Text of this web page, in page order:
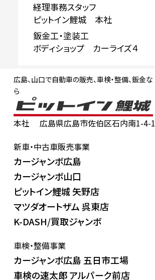
経理事務スタッフ
ピットイン鯉城 本社
鈑金工・塗装工
ボディショップ カーライズ４
広島、山口で自動車の販売、車検・整備、鈑金な
ら
本社
広島県広島市佐伯区石内南1-4-1
新車・中古車販売事業
カージャンボ広島
カージャンボ山口
ピットイン鯉城 矢野店
マツダオートザム 呉東店
K-DASH/買取ジャンボ
車検・整備事業
カージャンボ広島 五日市工場
車検の速太郎 アルパーク前店